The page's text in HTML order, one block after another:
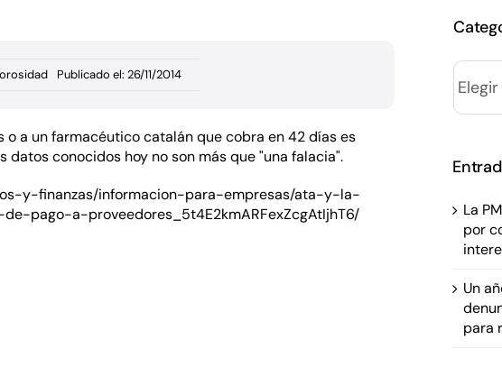
Publicado el: 26/11/2014
a un farmacéutico catalán que cobra en 42 días es
conocidos hoy no son más que "una falacia".
y-finanzas/informacion-para-empresas/ata-y-la-
pago-a-proveedores_5t4E2kmARFexZcgAtIjhT6/
La
por
Un
para